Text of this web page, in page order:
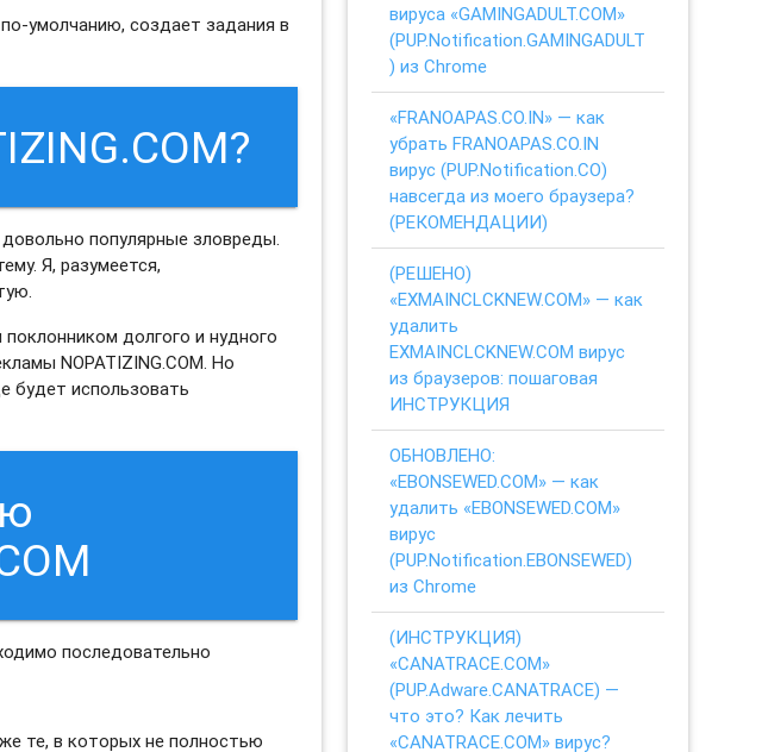
умолчанию, создает задания в
популярные зловреды.
Я, разумеется,
долгого и нудного
NOPATIZING.COM. Но
будет использовать
последовательно
те, в которых не полностью
вируса «GAMINGADULT.COM»
(PUP.Notification.GAMINGADULT
) из Chrome
«FRANOAPAS.CO.IN» — как
убрать FRANOAPAS.CO.IN
вирус (PUP.Notification.CO)
навсегда из моего браузера?
(РЕКОМЕНДАЦИИ)
(РЕШЕНО)
«EXMAINCLCKNEW.COM» — как
удалить
EXMAINCLCKNEW.COM вирус
из браузеров: пошаговая
ИНСТРУКЦИЯ
ОБНОВЛЕНО:
«EBONSEWED.COM» — как
удалить «EBONSEWED.COM»
вирус
(PUP.Notification.EBONSEWED)
из Chrome
(ИНСТРУКЦИЯ)
«CANATRACE.COM»
(PUP.Adware.CANATRACE) —
что это? Как лечить
«CANATRACE.COM» вирус?